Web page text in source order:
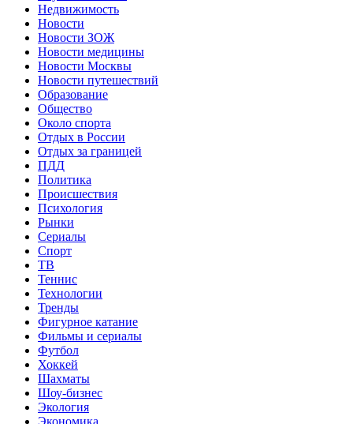
Недвижимость
Новости
Новости ЗОЖ
Новости медицины
Новости Москвы
Новости путешествий
Образование
Общество
Около спорта
Отдых в России
Отдых за границей
ПДД
Политика
Происшествия
Психология
Рынки
Сериалы
Спорт
ТВ
Теннис
Технологии
Тренды
Фигурное катание
Фильмы и сериалы
Футбол
Хоккей
Шахматы
Шоу-бизнес
Экология
Экономика